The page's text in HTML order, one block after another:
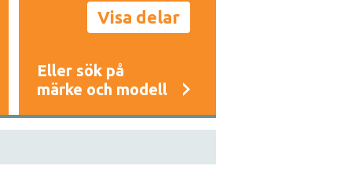
Eller sök på
märke och modell